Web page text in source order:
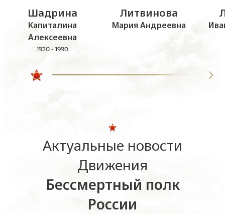
Шадрина
Капиталина
Алексеевна
1920 - 1990
Литвинова
Мария Андреевна
Актуальные новости
Движения
Бессмертный полк
России